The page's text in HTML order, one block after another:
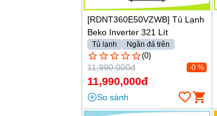
[RDNT360E50VZWB] Tủ Lạnh
Beko Inverter 321 Lít
Tủ lạnh Ngăn đá trên
(0)
11,990,000đ -0 %
11,990,000đ
So sánh